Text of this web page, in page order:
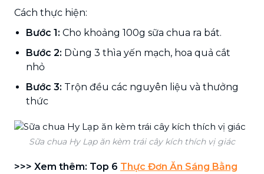
Cách thực hiện:
Bước 1: Cho khoảng 100g sữa chua ra bát.
Bước 2: Dùng 3 thìa yến mạch, hoa quả cắt
nhỏ
Bước 3: Trộn đều các nguyên liệu và thưởng
thức
Sữa chua Hy Lạp ăn kèm trái cây kích thích vị giác
>>> Xem thêm: Top 6 Thực Đơn Ăn Sáng Bằng